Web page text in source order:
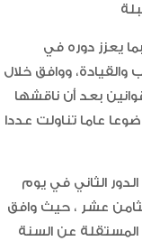
يعزز دوره في
ووافق خلال
ثمانية مشروعات قوانين بعد أن ناقشها
من موادها وبنودها، وتبنى عددا من التوصيات خلال مناقشة “12” موضوعا عاما تناولت عددا
الثاني في يوم
الثامن عشر ، حيث وافق
المستقلة عن السنة